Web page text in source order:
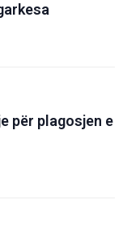
për plagosjen e